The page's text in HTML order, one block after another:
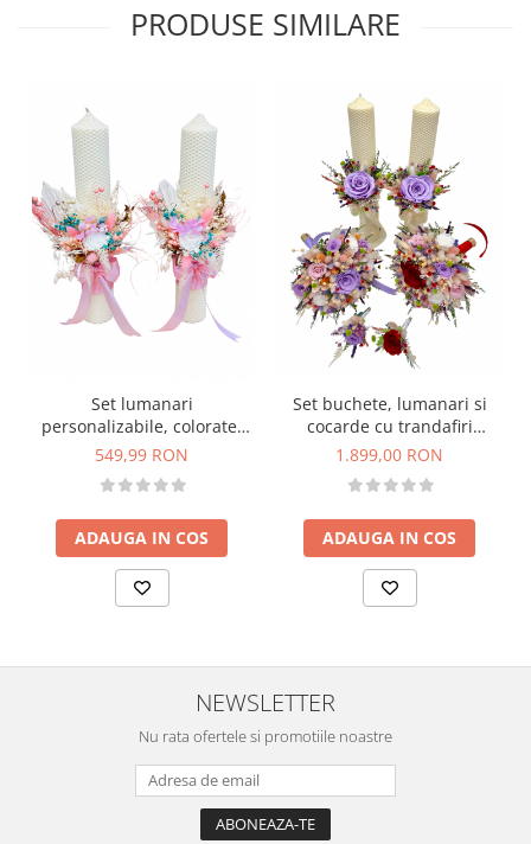
PRODUSE SIMILARE
Set lumanari
personalizabile, colorate,
pentru nunta sau botez cu
trandafir criogenat si plante
naturale uscate, 40 cm (Alb
/ Roz)
549,99 RON
ADAUGA IN COS
Set buchete, lumanari si
cocarde cu trandafiri
criogenati si plante
criogenate si cu lumanari
tip fagure
1.899,00 RON
ADAUGA IN COS
NEWSLETTER
Nu rata ofertele si promotiile noastre